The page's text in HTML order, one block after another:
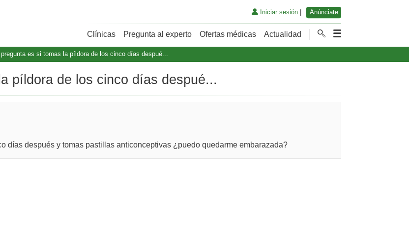
Iniciar sesión| Anúnciate
Clínicas Pregunta al experto Ofertas médicas Actualidad
pregunta es si tomas la píldora de los cinco días despué...
píldora de los cinco días despué...
días después y tomas pastillas anticonceptivas ¿puedo quedarme embarazada?